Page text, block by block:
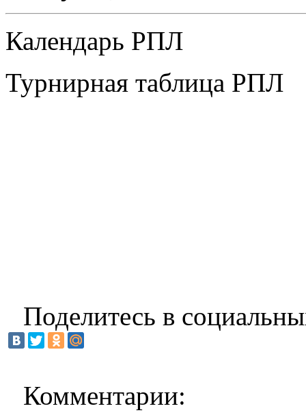
Календарь РПЛ
Турнирная таблица РПЛ
Поделитесь в
Комментарии: